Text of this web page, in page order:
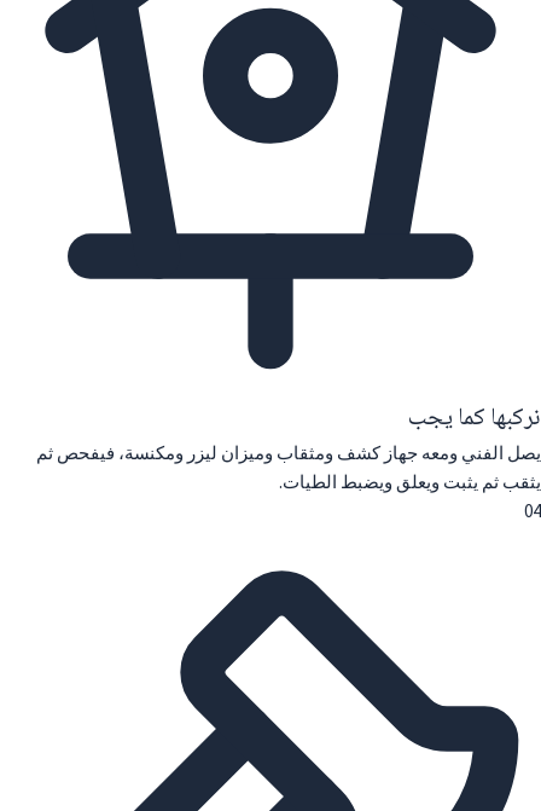
نركبها كما يجب
يصل الفني ومعه جهاز كشف ومثقاب وميزان ليزر ومكنسة، فيفحص ثم
يثقب ثم يثبت ويعلق ويضبط الطيات.
04